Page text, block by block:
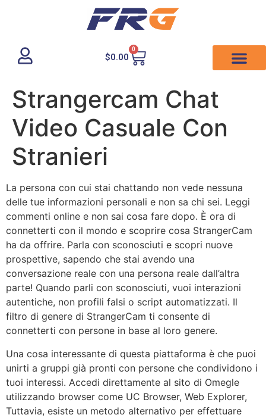
$0.00
0
Strangercam Chat
Video Casuale Con
Stranieri
La persona con cui stai chattando non vede nessuna
delle tue informazioni personali e non sa chi sei. Leggi
commenti online e non sai cosa fare dopo. È ora di
connetterti con il mondo e scoprire cosa StrangerCam
ha da offrire. Parla con sconosciuti e scopri nuove
prospettive, sapendo che stai avendo una
conversazione reale con una persona reale dall’altra
parte! Quando parli con sconosciuti, vuoi interazioni
autentiche, non profili falsi o script automatizzati. Il
filtro di genere di StrangerCam ti consente di
connetterti con persone in base al loro genere.
Una cosa interessante di questa piattaforma è che puoi
unirti a gruppi già pronti con persone che condividono i
tuoi interessi. Accedi direttamente al sito di Omegle
utilizzando browser come UC Browser, Web Explorer,
Tuttavia, esiste un metodo alternativo per effettuare